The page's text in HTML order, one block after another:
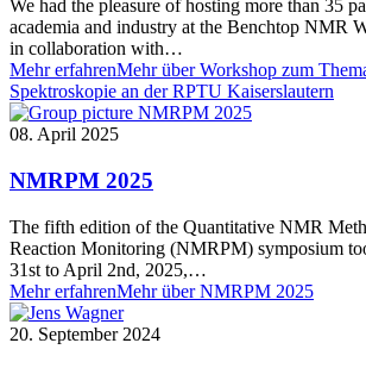
We had the pleasure of hosting more than 35
academia and industry at the Benchtop NMR
in collaboration with…
Mehr erfahrenMehr über Workshop zum
Spektroskopie an der RPTU Kaiserslautern
08. April 2025
NMRPM 2025
The fifth edition of the Quantitative NMR
Reaction Monitoring (NMRPM) symposium
31st to April 2nd, 2025,…
Mehr erfahrenMehr über NMRPM 2025
20. September 2024